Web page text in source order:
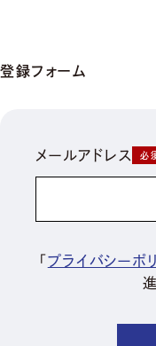
登録フォーム
メールアドレス
「 プライバシーポ